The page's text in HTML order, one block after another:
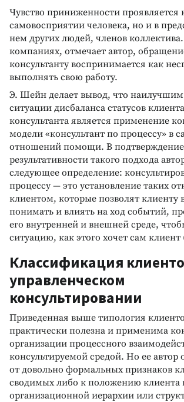
Чувство приниженности проявляется
самовосприятии человека, но и в
нем других людей, членов
компаниях, отмечает автор,
консультанту воспринимается как
выполнять свою работу.
Э. Шейн делает вывод, что
ситуации дисбаланса статусов
консультанта является применение
модели «консультант по процессу» в
отношений помощи. В подтверждение
результативности такого подхода
следующее определение:
процессу — это установление таких
клиентом, которые позволят клиенту
понимать и влиять на ход событий,
его внутренней и внешней среде,
ситуацию, как этого хочет сам
Классификация
управленческом
консультировании
Приведенная выше типология
практически полезна и применима
организации процессного
консультируемой средой. Но ее автор
от довольно формальных признаков
сводимых либо к положению клиента
организационной иерархии или